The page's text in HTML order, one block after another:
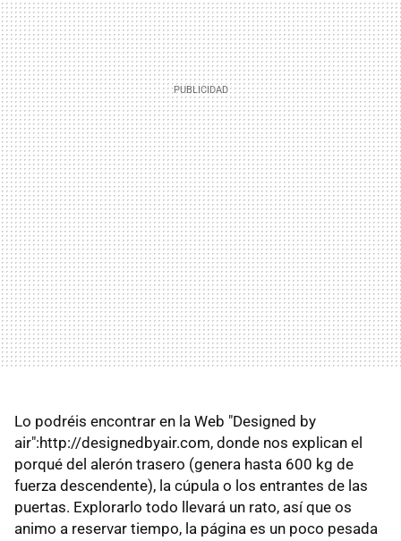
Lo podréis encontrar en la Web "Designed by
air":http://designedbyair.com, donde nos explican el
porqué del alerón trasero (genera hasta 600 kg de
fuerza descendente), la cúpula o los entrantes de las
puertas. Explorarlo todo llevará un rato, así que os
animo a reservar tiempo, la página es un poco pesada